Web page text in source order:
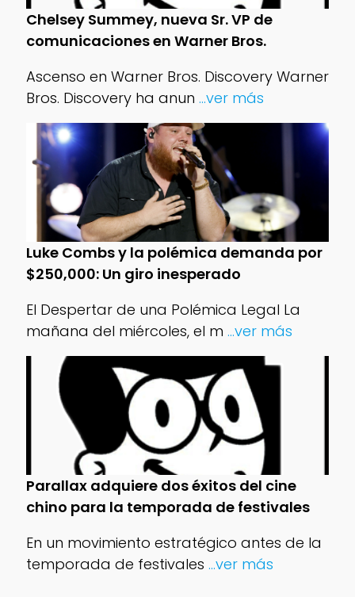
Chelsey Summey, nueva Sr. VP de
comunicaciones en Warner Bros.
Ascenso en Warner Bros. Discovery Warner
Bros. Discovery ha anun ...ver más
Luke Combs y la polémica demanda por
$250,000: Un giro inesperado
El Despertar de una Polémica Legal La
mañana del miércoles, el m ...ver más
Parallax adquiere dos éxitos del cine
chino para la temporada de festivales
En un movimiento estratégico antes de la
temporada de festivales ...ver más